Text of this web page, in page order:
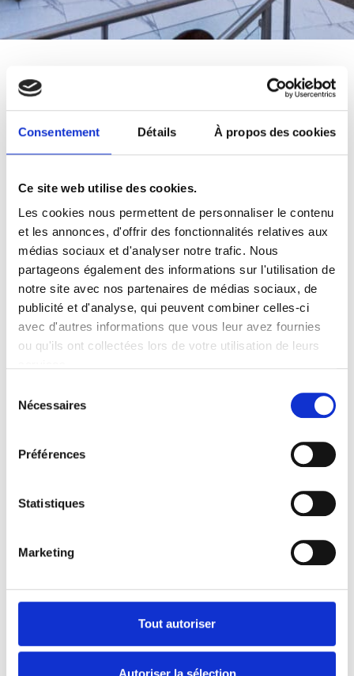
Consentement Détails À propos des cookies
Ce site web utilise des cookies.
Les cookies nous permettent de personnaliser le contenu
et les annonces, d'offrir des fonctionnalités relatives aux
médias sociaux et d'analyser notre trafic. Nous
partageons également des informations sur l'utilisation de
notre site avec nos partenaires de médias sociaux, de
publicité et d'analyse, qui peuvent combiner celles-ci
avec d'autres informations que vous leur avez fournies
ou qu'ils ont collectées lors de votre utilisation de leurs
Nécessaires
Préférences
Statistiques
Marketing
Tout autoriser
Belles
à Gropius Passagen
Rodamco-Westfield, Gropius Passagen est
le plus grand centre commercial de Berlin.
Il devient également un lieu qui brille de
lumière chaude pendant la saison des fêtes
grâce aux décorations et illuminations de
Multidekor, invitant les clients à faire leurs
achats de fête.